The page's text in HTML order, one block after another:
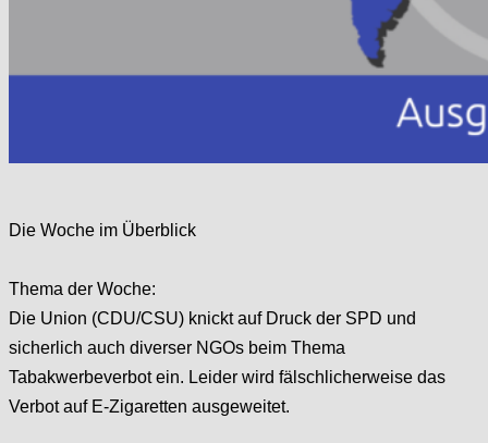
Die Woche im Überblick
Thema der Woche:
Die Union (CDU/CSU) knickt auf Druck der SPD und
sicherlich auch diverser NGOs beim Thema
Tabakwerbeverbot ein. Leider wird fälschlicherweise das
Verbot auf E-Zigaretten ausgeweitet.